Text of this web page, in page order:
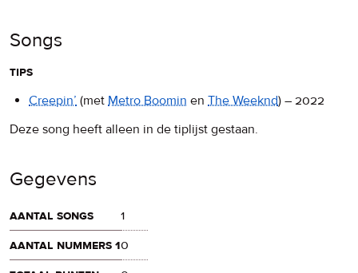
Songs
tips
Creepin’ (met Metro Boomin en The Weeknd) – 2022
Deze song heeft alleen in de tiplijst gestaan.
Gegevens
aantal songs
1
aantal nummers 10